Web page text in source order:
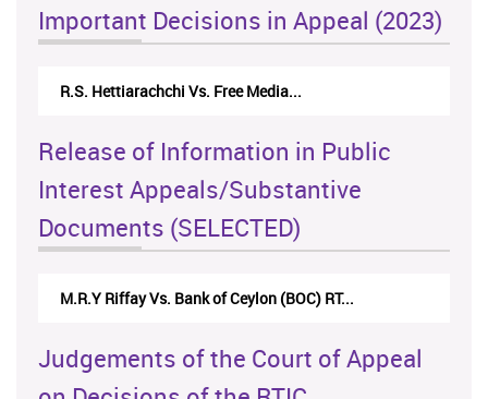
Important Decisions in Appeal (2023)
R.S. Hettiarachchi Vs. Free Media...
Release of Information in Public
Interest Appeals/Substantive
Documents (SELECTED)
M.R.Y Riffay Vs. Bank of Ceylon (BOC) RT...
Judgements of the Court of Appeal